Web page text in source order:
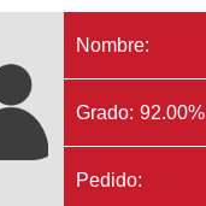
Nombre:
Grado: 92.00%
Pedido: